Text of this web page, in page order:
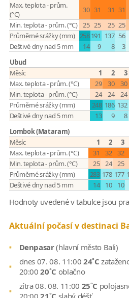
Max. teplota - prům.
(°C)
30 31 31 31
Min. teplota - prům. (°C) 25 25 25 25
Průměrné srážky (mm) 258191 137 56
Deštivé dny nad 5 mm
14 9 8 3
Ubud
Měsíc
1 2 3
Max. teplota - prům. (°C)
29 30 30
Min. teplota - prům. (°C)
24 24 24
Průměrné srážky (mm)
248 186 132
Deštivé dny nad 5 mm
13 9 8
Lombok (Mataram)
Měsíc
1 2 3
Max. teplota - prům. (°C)
31 32 32
Min. teplota - prům. (°C)
25 24 25
Průměrné srážky (mm)
283 178 177
Deštivé dny nad 5 mm
14 10 10
Hodnoty uvedené v tabulce jsou
Aktuální počasí v destinaci
Denpasar(hlavní město Bali)
dnes 07. 08. 11:00 24˚C
20:0020˚C oblačno
zítra 08. 08. 11:00 25˚C